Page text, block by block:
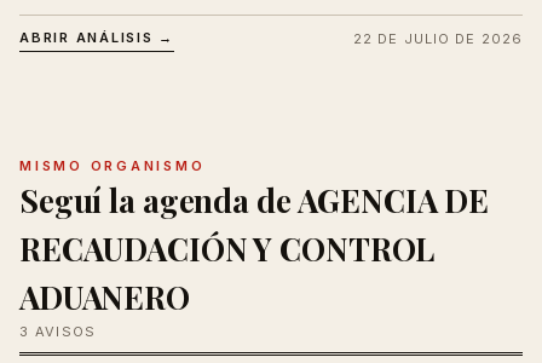
ABRIR ANÁLISIS → 22 DE JULIO DE 2026
MISMO ORGANISMO
Seguí la agenda de AGENCIA DE
RECAUDACIÓN Y CONTROL
ADUANERO
3 AVISOS